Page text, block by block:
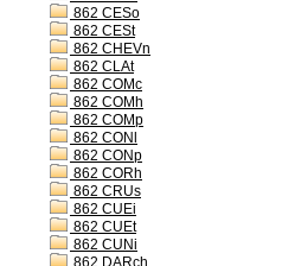
862 CESo
862 CESt
862 CHEVn
862 CLAt
862 COMc
862 COMh
862 COMp
862 CONl
862 CONp
862 CORh
862 CRUs
862 CUEi
862 CUEt
862 CUNi
862 DARch